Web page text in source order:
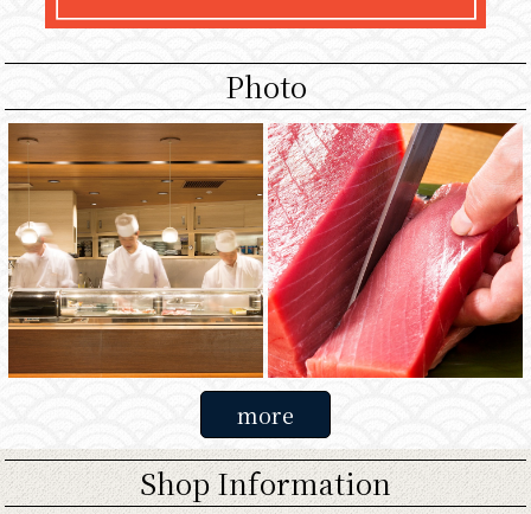
Photo
more
Shop Information